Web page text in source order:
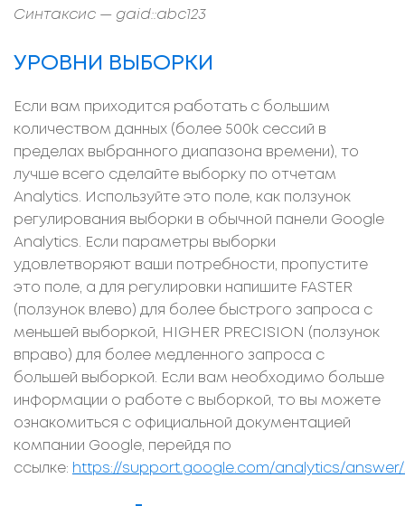
Синтаксис — gaid::abc123
УРОВНИ ВЫБОРКИ
Если вам приходится работать с большим
количеством данных (более 500k сессий в
пределах выбранного диапазона времени), то
лучше всего сделайте выборку по отчетам
Analytics. Используйте это поле, как ползунок
регулирования выборки в обычной панели Google
Analytics. Если параметры выборки
удовлетворяют ваши потребности, пропустите
это поле, а для регулировки напишите FASTER
(ползунок влево) для более быстрого запроса с
меньшей выборкой, HIGHER PRECISION (ползунок
вправо) для более медленного запроса с
большей выборкой. Если вам необходимо больше
информации о работе с выборкой, то вы можете
ознакомиться с официальной документацией
компании Google, перейдя по
ссылке: https://support.google.com/analytics/answer/